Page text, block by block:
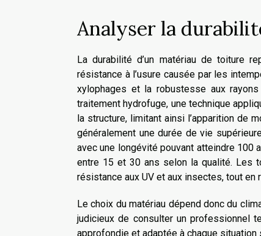
Analyser la
La durabilité d’un matériau de toiture
résistance à l’usure causée par les
xylophages et la robustesse aux
traitement hydrofuge, une technique
la structure, limitant ainsi l’apparition de
généralement une durée de vie
avec une longévité pouvant atteindre 100
entre 15 et 30 ans selon la qualité. Les
résistance aux UV et aux insectes, tout en
Le choix du matériau dépend donc du
judicieux de consulter un professionnel
approfondie et adaptée à chaque